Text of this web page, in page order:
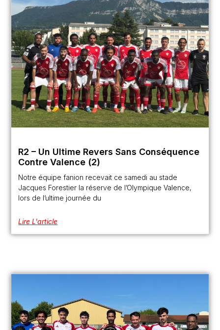
R2 – Un Ultime Revers Sans Conséquence
Contre Valence (2)
Notre équipe fanion recevait ce samedi au stade
Jacques Forestier la réserve de l’Olympique Valence,
lors de l’ultime journée du
Lire L'article